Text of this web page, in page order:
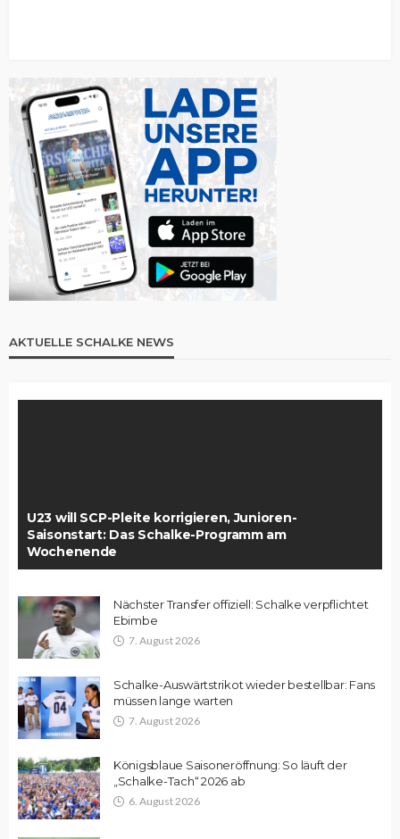
AKTUELLE SCHALKE NEWS
U23 will SCP-Pleite korrigieren, Junioren-
Saisonstart: Das Schalke-Programm am
Wochenende
Nächster Transfer offiziell: Schalke verpflichtet
Ebimbe
7. August 2026
Schalke-Auswärtstrikot wieder bestellbar: Fans
müssen lange warten
7. August 2026
Königsblaue Saisoneröffnung: So läuft der
„Schalke-Tach“ 2026 ab
6. August 2026